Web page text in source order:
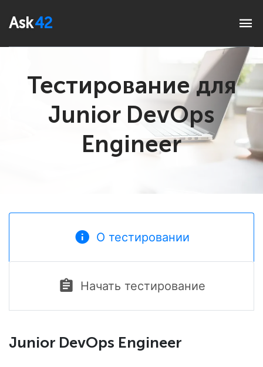
Ask42
Тестирование для
Junior DevOps
Engineer
О тестировании
Начать тестирование
Junior DevOps Engineer